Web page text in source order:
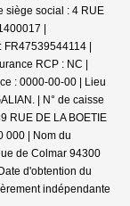
siège social : 4 RUE
|
FR47539544114 |
RCP : NC |
: 0000-00-00 | Lieu
| N° de caisse
RUE DE LA BOETIE
000 | Nom du
de Colmar 94300
d'obtention du
indépendante